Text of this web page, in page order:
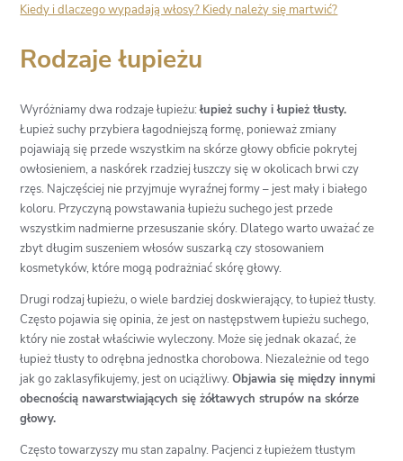
Kiedy i dlaczego wypadają włosy? Kiedy należy się martwić?
Rodzaje łupieżu
Wyróżniamy dwa rodzaje łupieżu:łupież suchy i łupież tłusty.
Łupież suchy przybiera łagodniejszą formę, ponieważ zmiany
pojawiają się przede wszystkim na skórze głowy obficie pokrytej
owłosieniem, a naskórek rzadziej łuszczy się w okolicach brwi czy
rzęs. Najczęściej nie przyjmuje wyraźnej formy – jest mały i białego
koloru. Przyczyną powstawania łupieżu suchego jest przede
wszystkim nadmierne przesuszanie skóry. Dlatego warto uważać ze
zbyt długim suszeniem włosów suszarką czy stosowaniem
kosmetyków, które mogą podrażniać skórę głowy.
Drugi rodzaj łupieżu, o wiele bardziej doskwierający, to łupież tłusty.
Często pojawia się opinia, że jest on następstwem łupieżu suchego,
który nie został właściwie wyleczony. Może się jednak okazać, że
łupież tłusty to odrębna jednostka chorobowa. Niezależnie od tego
jak go zaklasyfikujemy, jest on uciążliwy.Objawia się między innymi
obecnością nawarstwiających się żółtawych strupów na skórze
głowy.
Często towarzyszy mu stan zapalny. Pacjenci z łupieżem tłustym